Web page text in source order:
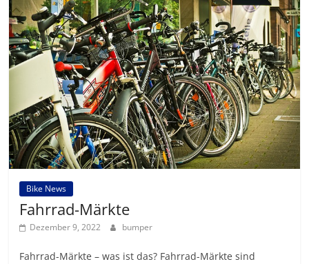
Bike News
Fahrrad-Märkte
Dezember 9, 2022 bumper
Fahrrad-Märkte – was ist das? Fahrrad-Märkte sind